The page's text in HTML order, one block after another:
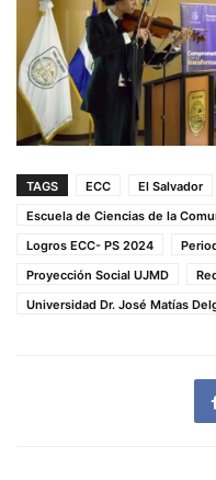
TAGS ECC
El Salvador
Escuela de Ciencias de la
Logros ECC- PS 2024
Proyección Social UJMD
Universidad Dr. José Matías